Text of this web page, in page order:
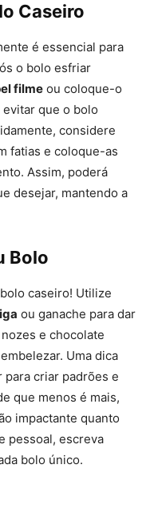
Caseiro
é essencial para
o bolo esfriar
filme ou coloque-o
evitar que o bolo
considere
fatias e coloque-as
Assim, poderá
desejar, mantendo a
Bolo
caseiro! Utilize
ou ganache para dar
e chocolate
Uma dica
para criar padrões e
que menos é mais,
impactante quanto
pessoal, escreva
bolo único.